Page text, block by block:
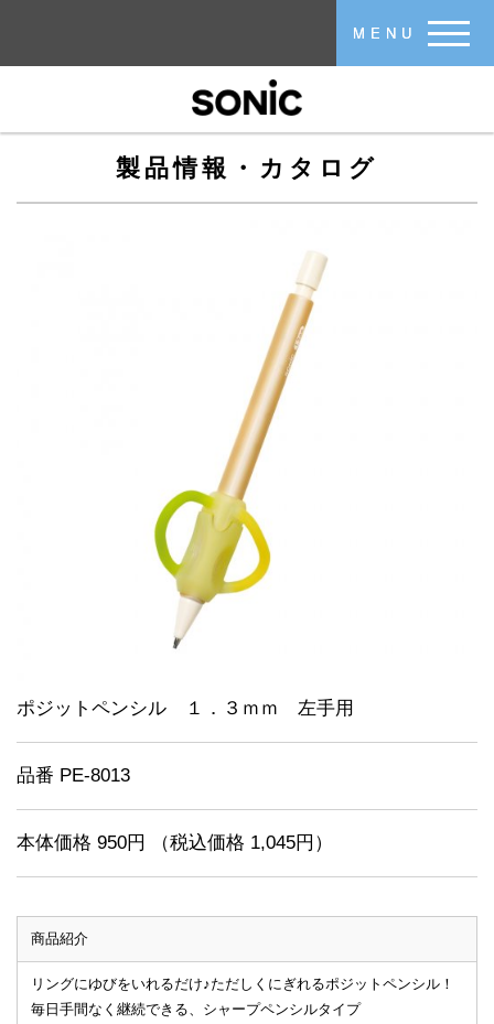
MENU
製品情報・カタログ
ポジットペンシル １．３ｍｍ 左手用
品番 PE-8013
本体価格 950円 （税込価格 1,045円）
商品紹介
リングにゆびをいれるだけ♪ただしくにぎれるポジットペンシル！
毎日手間なく継続できる、シャープペンシルタイプ